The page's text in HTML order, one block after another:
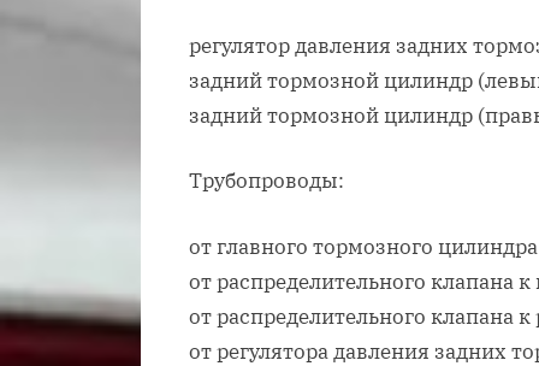
регулятор давления задних
задний тормозной цилиндр
задний тормозной цилиндр
Трубопроводы:
от главного тормозного
от распределительного
от распределительного клапана
от регулятора давления задних